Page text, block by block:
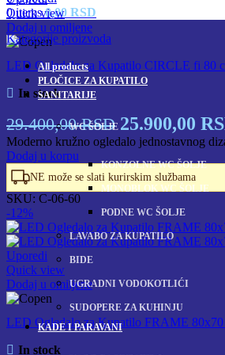
0items 0,00 RSD
Kategorije proizvoda
All products
PLOČICE ZA KUPATILO
SANITARIJE
WC ŠOLJE
KONZOLNE WC ŠOLJE
MONOBLOK WC ŠOLJE
PODNE WC ŠOLJE
LAVABO ZA KUPATILO
BIDE
UGRADNI VODOKOTLIĆI
SUDOPERE ZA KUHINJU
KADE I PARAVANI
Quick view
Dodaj u omiljene
LED Ogledalo za Kupatilo CIRCLE fi 80
In stock
29.400,00RSD Originalna
cena
je
bila:
29.400,00
25.900,00
Moderno kružno ogledalo jednostavnog
Dodaj u korpu
NE može se slati kurirskim službama
SKU: C-06-60
-12%
Uporedi
Quick view
Dodaj u omiljene
LED Ogledalo za Kupatilo FRAME 80x70
In stock